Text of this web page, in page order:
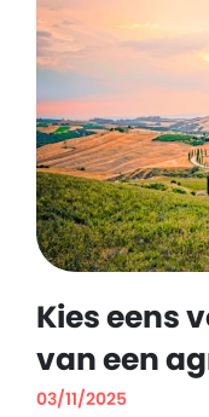
Kies eens
van een
03/11/2025